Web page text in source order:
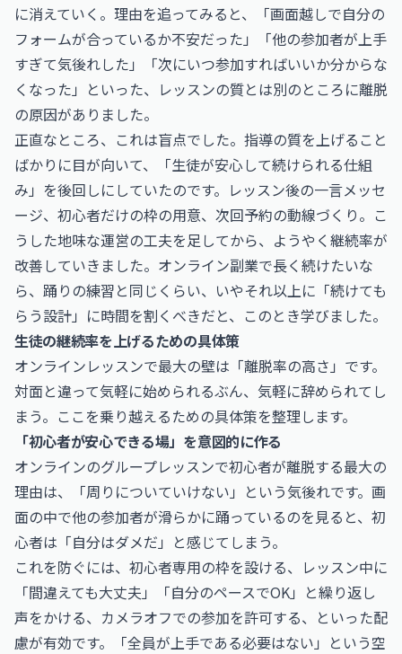
に消えていく。理由を追ってみると、「画面越しで自分の
フォームが合っているか不安だった」「他の参加者が上手
すぎて気後れした」「次にいつ参加すればいいか分からな
くなった」といった、レッスンの質とは別のところに離脱
の原因がありました。
正直なところ、これは盲点でした。指導の質を上げること
ばかりに目が向いて、「生徒が安心して続けられる仕組
み」を後回しにしていたのです。レッスン後の一言メッセ
ージ、初心者だけの枠の用意、次回予約の動線づくり。こ
うした地味な運営の工夫を足してから、ようやく継続率が
改善していきました。オンライン副業で長く続けたいな
ら、踊りの練習と同じくらい、いやそれ以上に「続けても
らう設計」に時間を割くべきだと、このとき学びました。
生徒の継続率を上げるための具体策
オンラインレッスンで最大の壁は「離脱率の高さ」です。
対面と違って気軽に始められるぶん、気軽に辞められてし
まう。ここを乗り越えるための具体策を整理します。
「初心者が安心できる場」を意図的に作る
オンラインのグループレッスンで初心者が離脱する最大の
理由は、「周りについていけない」という気後れです。画
面の中で他の参加者が滑らかに踊っているのを見ると、初
心者は「自分はダメだ」と感じてしまう。
これを防ぐには、初心者専用の枠を設ける、レッスン中に
「間違えても大丈夫」「自分のペースでOK」と繰り返し
声をかける、カメラオフでの参加を許可する、といった配
慮が有効です。「全員が上手である必要はない」という空